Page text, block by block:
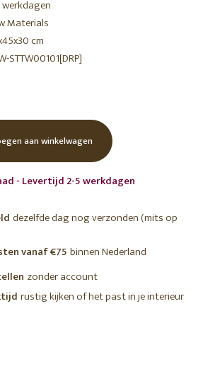
Materials
cm
STTW00101[DRP]
aan winkelwagen
- Levertijd 2-5 werkdagen
dezelfde dag nog verzonden (mits op
vanaf €75 binnen Nederland
zonder account
rustig kijken of het past in je interieur